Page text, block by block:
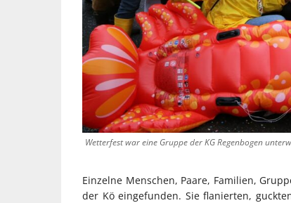
Wetterfest war eine Gruppe der KG Regenbogen
Einzelne Menschen, Paare, Familien,
der Kö eingefunden. Sie flanierten,